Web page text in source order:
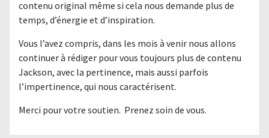
contenu original même si cela nous demande plus de
temps, d’énergie et d’inspiration.
Vous l’avez compris, dans les mois à venir nous allons
continuer à rédiger pour vous toujours plus de contenu
Jackson, avec la pertinence, mais aussi parfois
l’impertinence, qui nous caractérisent.
Merci pour votre soutien. Prenez soin de vous.